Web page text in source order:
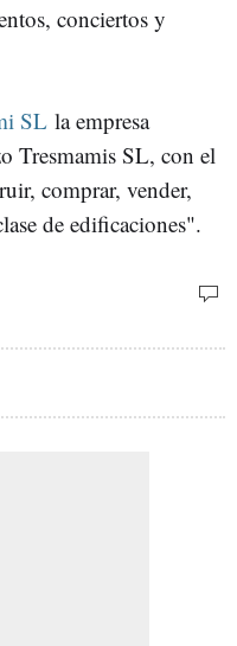
conciertos y
SL la empresa
Tresmamis SL, con el
comprar, vender,
de edificaciones".